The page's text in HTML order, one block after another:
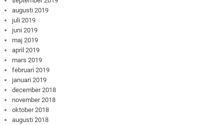
augusti 2019
juli 2019
juni 2019
maj 2019
april 2019
mars 2019
februari 2019
januari 2019
december 2018
november 2018
oktober 2018
augusti 2018